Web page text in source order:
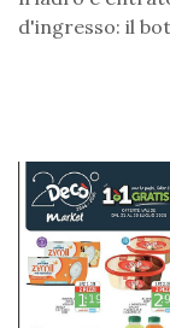
d'ingresso: il